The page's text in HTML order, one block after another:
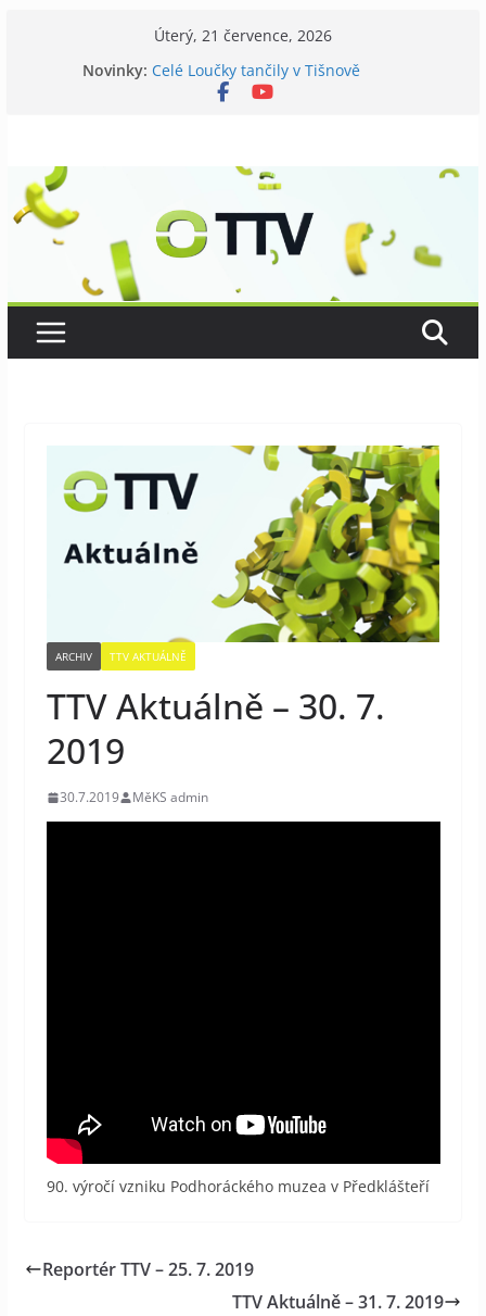
Úterý, 21 července, 2026
Novinky: Celé Loučky tančily v Tišnově
V Tišnově startovali utramaratonci
ARCHIV TTV AKTUÁLNĚ
TTV Aktuálně – 30. 7.
2019
30.7.2019 MěKS admin
90. výročí vzniku Podhoráckého muzea v Předklášteří
Reportér TTV – 25. 7. 2019
TTV Aktuálně – 31. 7. 2019